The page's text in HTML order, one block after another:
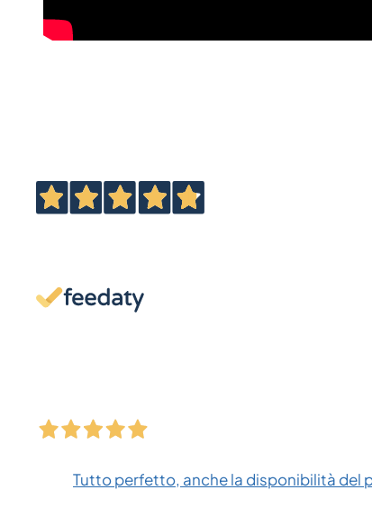
Tutto perfetto, anche la disponibilità del